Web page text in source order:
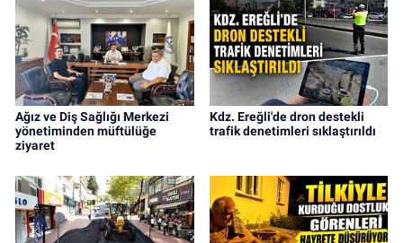
Ağız ve Diş Sağlığı Merkezi
yönetiminden müftülüğe
ziyaret
Kdz. Ereğli'de dron destekli
trafik denetimleri sıklaştırıldı